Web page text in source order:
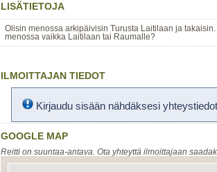
LISÄTIETOJA
Olisin menossa arkipäivisin Turusta Laitilaan ja
menossa vaikka Laitilaan tai Raumalle?
ILMOITTAJAN TIEDOT
Kirjaudu sisään nähdäksesi
GOOGLE MAP
Reitti on suuntaa-antava. Ota yhteyttä ilmoittajaan